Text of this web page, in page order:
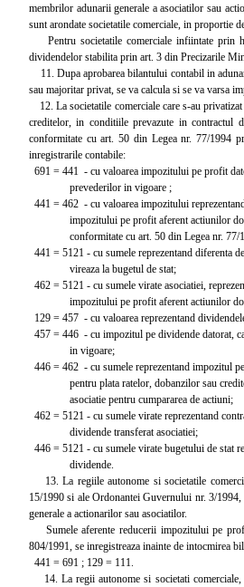
membrilor adunarii generale a asociatilor sau
sunt arondate societatile comerciale, in proportie
Pentru societatile comerciale infiintate prin
dividendelor stabilita prin art. 3 din Precizarile
11. Dupa aprobarea bilantului contabil in
sau majoritar privat, se va calcula si se va varsa
12. La societatile comerciale care s-au
creditelor, in conditiile prevazute in contractul
conformitate cu art. 50 din Legea nr. 77/1994
inregistrarile contabile:
691 = 441 - cu valoarea impozitului pe profit
prevederilor in vigoare ;
441 = 462 - cu valoarea impozitului
impozitului pe profit aferent actiunilor
conformitate cu art. 50 din Legea nr. 77/
441 = 5121 - cu sumele reprezentand diferenta
vireaza la bugetul de stat;
462 = 5121 - cu sumele virate asociatiei,
impozitului pe profit aferent actiunilor
129 = 457 - cu valoarea reprezentand
457 = 446 - cu impozitul pe dividende datorat,
in vigoare;
446 = 462 - cu sumele reprezentand impozitul
pentru plata ratelor, dobanzilor sau
asociatie pentru cumpararea de actiuni;
462 = 5121 - cu sumele virate reprezentand
dividende transferat asociatiei;
446 = 5121 - cu sumele virate bugetului de stat
dividende.
13. La regiile autonome si societatile
15/1990 si ale Ordonantei Guvernului nr. 3/
generale a actionarilor sau asociatilor.
Sumele aferente reducerii impozitului pe
804/1991, se inregistreaza inainte de intocmirea
441 = 691 ; 129 = 111.
14. La regii autonome si societati